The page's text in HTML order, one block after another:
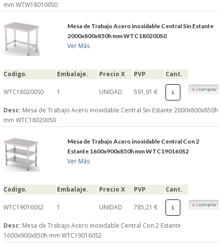
© 2026 SUMINISTROSCEM
TODOS LOS DERECHOS RESERVADOS
mm WTW180100S0
Mesa de Trabajo Acero inoxidable Central Sin Estante
2000x800x850h mm WTC180200S0
Ver Más
Codigo. Embalaje. Precio X PVP Cant.
WTC180200S0 1 UNIDAD 591,91 €
Desc: Mesa de Trabajo Acero inoxidable Central Sin Estante 2000x800x850h
mm WTC180200S0
Mesa de Trabajo Acero inoxidable Central Con 2
Estante 1600x900x850h mm WTC190160S2
Ver Más
Codigo. Embalaje. Precio X PVP Cant.
WTC190160S2 1 UNIDAD 785,21 €
Desc: Mesa de Trabajo Acero inoxidable Central Con 2 Estante
1600x900x850h mm WTC190160S2